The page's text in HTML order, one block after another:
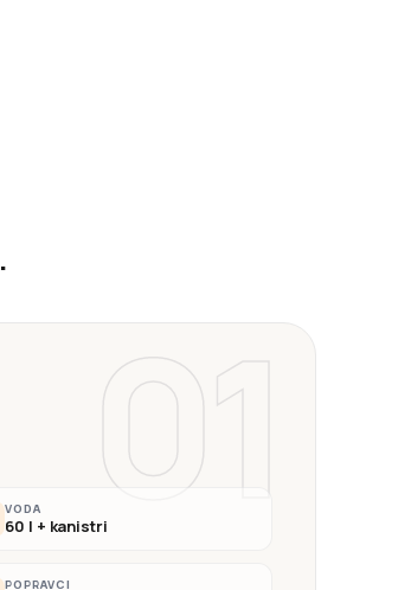
.
01
VODA
60 l + kanistri
POPRAVCI